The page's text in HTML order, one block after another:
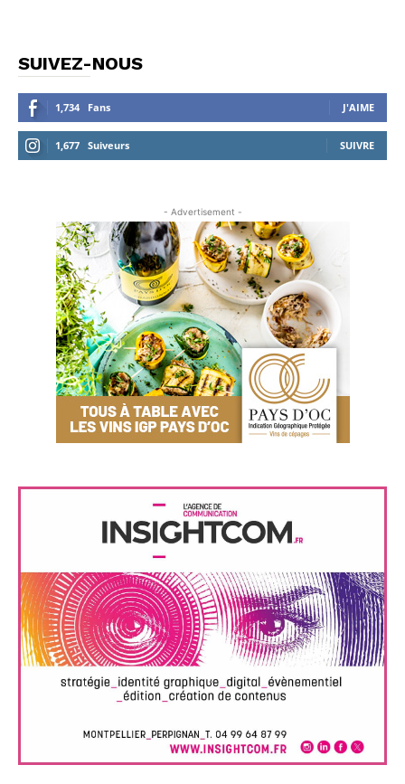
SUIVEZ-NOUS
1,734 Fans J'AIME
1,677 Suiveurs SUIVRE
- Advertisement -